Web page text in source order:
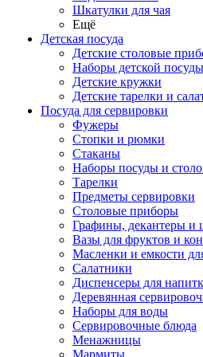
Шкатулки для чая
Ещё
Детская посуда
Детские столовые
Наборы детской посуды
Детские кружки
Детские тарелки и
Посуда для сервировки
Фужеры
Стопки и рюмки
Стаканы
Наборы посуды и
Тарелки
Предметы сервировки
Столовые приборы
Графины, декантеры и
Вазы для фруктов и
Масленки и емкости
Салатники
Диспенсеры для
Деревянная
Наборы для воды
Сервировочные блюда
Менажницы
Мармиты